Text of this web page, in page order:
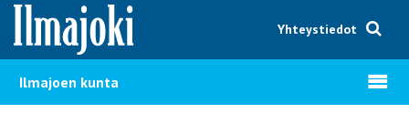
Hyppää sisältöön
Yhteystiedot
Ilmajoen kunta Avaa